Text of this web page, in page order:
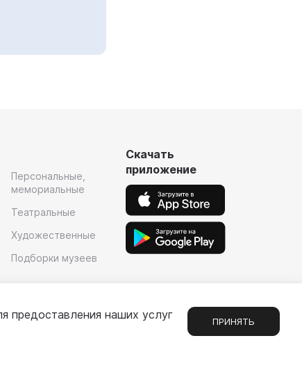
Персональные,
мемориальные
Театральные
Художественные
Подборки музеев
Скачать
приложение
предоставления наших услуг
ПРИНЯТЬ